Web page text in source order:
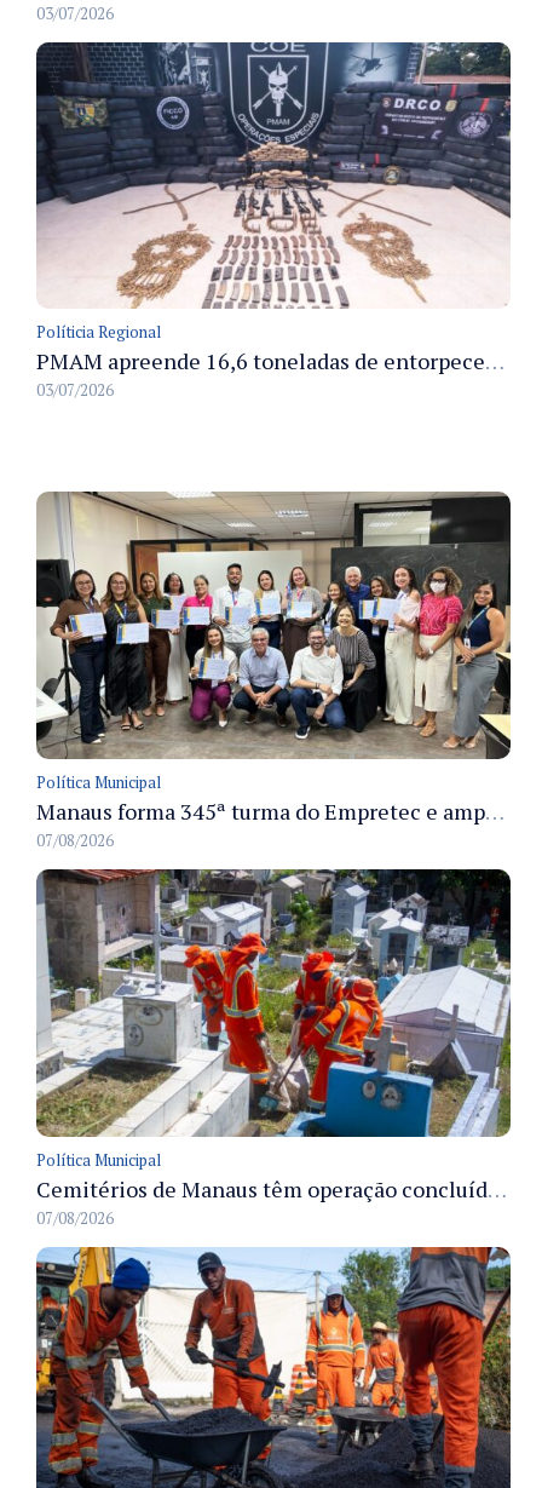
03/07/2026
Políticia Regional
PMAM apreende 16,6 toneladas de entorpecentes e registra aumento nas prisões em flagrante e nas capturas de foragidos no primeiro semestre de 2026
03/07/2026
Política Municipal
Manaus forma 345ª turma do Empretec e amplia qualificação de empreendedores na cidade
07/08/2026
Política Municipal
Cemitérios de Manaus têm operação concluída e estrutura pronta para receber famílias no Dia dos Pais
07/08/2026